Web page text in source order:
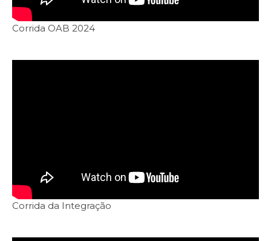
Corrida OAB 2024
Corrida da Integração